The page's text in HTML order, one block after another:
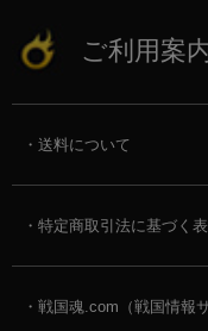
ご利用案
送料について
特定商取引法に基づく
戦国魂.com（戦国情報